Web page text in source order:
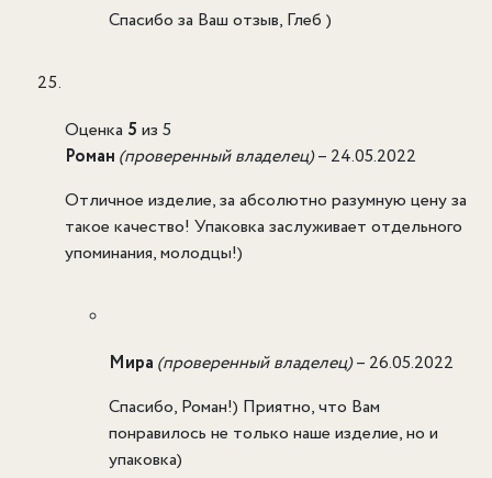
Спасибо за Ваш отзыв, Глеб )
Оценка 5 из 5
Роман (проверенный владелец)– 24.05.2022
Отличное изделие, за абсолютно разумную цену за
такое качество! Упаковка заслуживает отдельного
упоминания, молодцы!)
Мира (проверенный владелец)– 26.05.2022
Спасибо, Роман!) Приятно, что Вам
понравилось не только наше изделие, но и
упаковка)